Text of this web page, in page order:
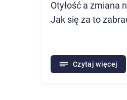
Otyłość a zmiana
Jak się za to
Czytaj więcej